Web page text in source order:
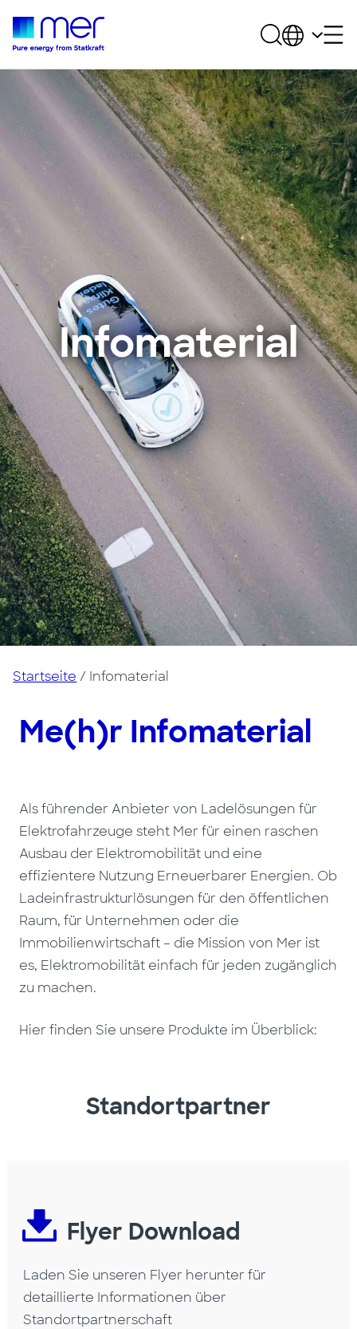
Infomaterial
Startseite / Infomaterial
Me(h)r Infomaterial
Als führender Anbieter von Ladelösungen für
Elektrofahrzeuge steht Mer für einen raschen
Ausbau der Elektromobilität und eine
effizientere Nutzung Erneuerbarer Energien. Ob
Ladeinfrastrukturlösungen für den öffentlichen
Raum, für Unternehmen oder die
Immobilienwirtschaft – die Mission von Mer ist
es, Elektromobilität einfach für jeden zugänglich
zu machen.
Hier finden Sie unsere Produkte im Überblick:
Standortpartner
Flyer Download
Laden Sie unseren Flyer herunter für
detaillierte Informationen über
Standortpartnerschaft